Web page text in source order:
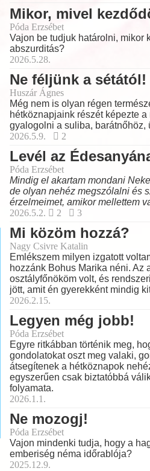
Mikor, mivel
Póda Erzsébet
Vajon be tudjuk határolni, mikor
abszurditás?
2026.5.28.
Ne féljünk a sétától!
Huszár Ágnes
Még nem is olyan régen
hétköznapjaink részét képezte
gyalogolni a suliba, barátnőhöz,
2026.5.9.
2
Levél az
Póda Erzsébet
Mindig el akartam mondani
de olyan nehéz megszólalni és
érzelmeimet, amikor mellettem
2026.5.2.
2 3
Mi közöm hozzá?
Nagy Csivre Katalin
Emlékszem milyen izgatott
hozzánk Bohus Marika néni. Az
osztályfőnököm volt, és
jött, amit én gyerekként mindig
2026.2.15.
Legyen még jobb!
Póda Erzsébet
Egyre ritkábban történik meg,
gondolatokat oszt meg valaki,
átsegítenek a hétköznapok
egyszerűen csak biztatóbbá
folyamata.
2026.1.1.
Ne mozogj!
Póda Erzsébet
Vajon mindenki tudja, hogy a
emberiség néma időrablója?
2025.12.9.